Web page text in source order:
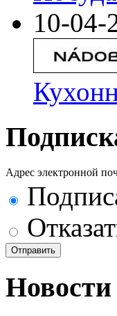
10-04-
Адрес электронной
Новости